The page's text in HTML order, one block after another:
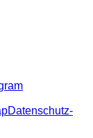
Datenschutz-